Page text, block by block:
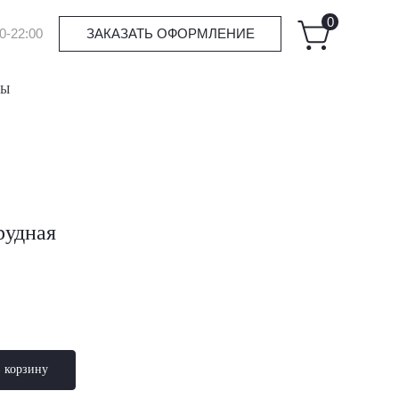
22:00 ЗАКАЗАТЬ ОФОРМЛЕНИЕ
0
корзину